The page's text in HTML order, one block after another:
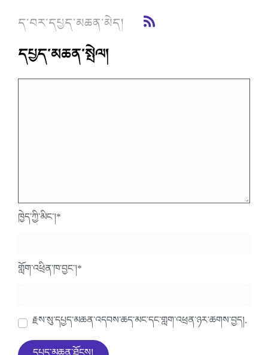
ད་བར་དཔྱད་མཆན་མེད།
དཔྱད་མཆན་སྤེལ།
ཁྱེད་ཀྱི་མིང་།*
གློག་འཕྲིན་ཁ་བྱང་།*
རྗེས་སུ་དཔྱད་མཆན་འདེབས་ཆེད་མིང་དང་གློག་འཕྲིན་ཉར་ཚགས་བྱེད།.